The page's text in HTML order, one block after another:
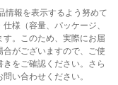
情報を表示するよう努めて
様（容量、パッケージ、
。このため、実際にお届
がございますので、ご使
をご確認ください。さら
い合わせください。